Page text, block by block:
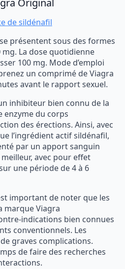
Original
de sildénafil
présentent sous des formes
mg. La dose quotidienne
100 mg. Mode d’emploi
un comprimé de Viagra
avant le rapport sexuel.
inhibiteur bien connu de la
enzyme du corps
des érections. Ainsi, avec
l’ingrédient actif sildénafil,
par un apport sanguin
avec pour effet
une période de 4 à 6
important de noter que les
marque Viagra
indications bien connues
conventionnels. Les
graves complications.
de faire des recherches